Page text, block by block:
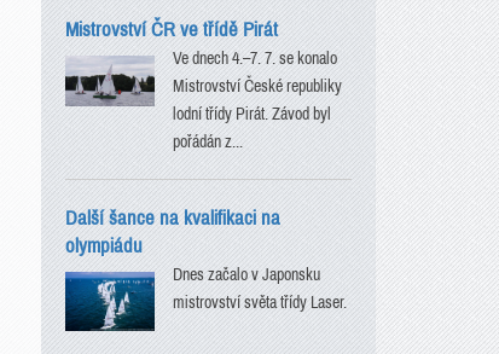
Mistrovství ČR ve třídě Pirát
Ve dnech 4.–7. 7. se konalo
Mistrovství České republiky
lodní třídy Pirát. Závod byl
pořádán z...
Další šance na kvalifikaci na
olympiádu
Dnes začalo v Japonsku
mistrovství světa třídy Laser.